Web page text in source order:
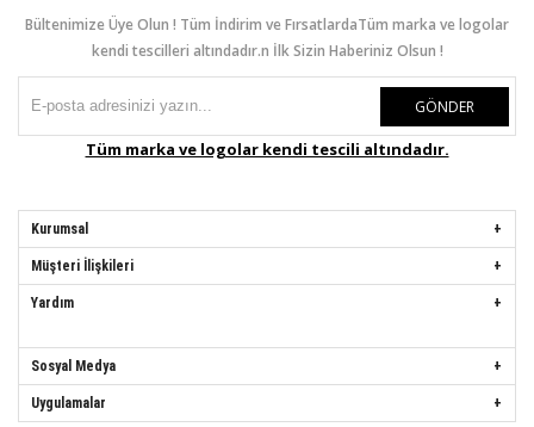
Bültenimize Üye Olun ! Tüm İndirim ve FırsatlardaTüm marka ve logolar
kendi tescilleri altındadır.n İlk Sizin Haberiniz Olsun !
GÖNDER
Tüm marka ve logolar kendi tescili altındadır.
Kurumsal
Müşteri İlişkileri
Yardım
Sosyal Medya
Uygulamalar